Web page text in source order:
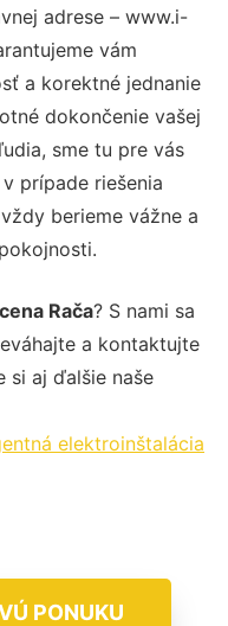
adrese – www.i-
vám
a korektné jednanie
dokončenie vašej
sme tu pre vás
prípade riešenia
berieme vážne a
Rača? S nami sa
a kontaktujte
si aj ďalšie naše
elektroinštalácia
PONUKU